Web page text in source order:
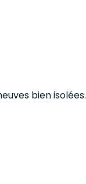
bien isolées.